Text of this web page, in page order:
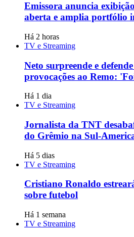
Emissora anuncia
aberta e amplia portfólio
Há 2 horas
TV e Streaming
Neto surpreende e
provocações ao Remo:
Há 1 dia
TV e Streaming
Jornalista da TNT
do Grêmio na Sul-
Há 5 dias
TV e Streaming
Cristiano Ronaldo
sobre futebol
Há 1 semana
TV e Streaming